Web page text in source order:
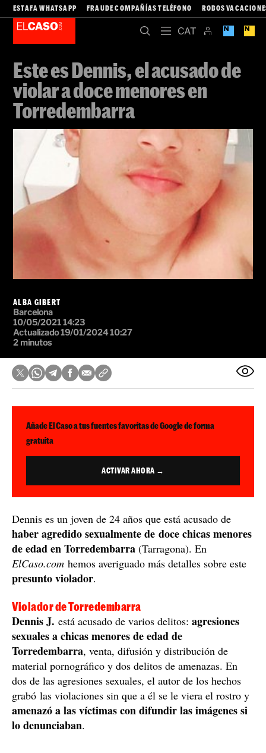
ESTAFA WHATSAPP FRAUDE COMPAÑÍAS TELÉFONO ROBOS
Este es Dennis, el acusado de
violar a doce menores en
Torredembarra
ALBA GIBERT
Barcelona
10/05/2021 14:23
Actualizado 19/01/2024 10:27
2 minutos
Añade El Caso a tus fuentes favoritas de Google de forma
gratuita
ACTIVAR AHORA →
Dennis es un joven de 24 años que está acusado de
haber agredido sexualmente de doce chicas menores
de edad en Torredembarra (Tarragona). En
ElCaso.com hemos averiguado más detalles sobre este
presunto violador.
Violador de Torredembarra
Dennis J. está acusado de varios delitos: agresiones
sexuales a chicas menores de edad de
Torredembarra, venta, difusión y distribución de
material pornográfico y dos delitos de amenazas. En
dos de las agresiones sexuales, el autor de los hechos
grabó las violaciones sin que a él se le viera el rostro y
amenazó a las víctimas con difundir las imágenes si
lo denunciaban.